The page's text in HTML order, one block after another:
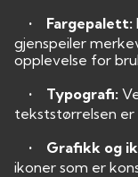
• Fargepalett:
gjenspeiler
opplevelse for
• Typografi:
tekststørrelsen er
• Grafikk og
ikoner som er